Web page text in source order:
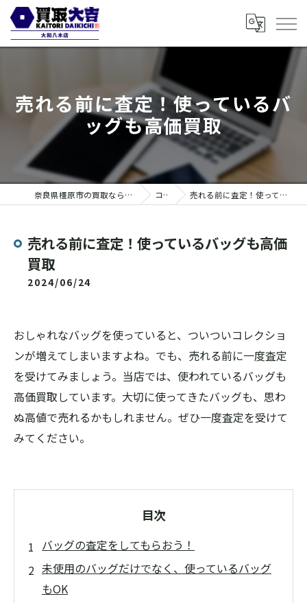
売れる前に査定！使っているバ
ッグも高価買取
奈良県橿原市の買取なら買取大吉 大和八木店 コラム 売れる前に査定！使っているバッグも高価買取
売れる前に査定！使っているバッグも高価
買取
2024/06/24
おしゃれなバッグを使っていると、ついついコレクショ
ンが増えてしまいますよね。でも、売れる前に一度査定
を受けてみましょう。当店では、使われているバッグも
高価買取しています。大切に使ってきたバッグも、思わ
ぬ高値で売れるかもしれません。ぜひ一度査定を受けて
みてください。
目次
バッグの査定をしてもらおう！
未使用のバッグだけでなく、使っているバッグ
もOK